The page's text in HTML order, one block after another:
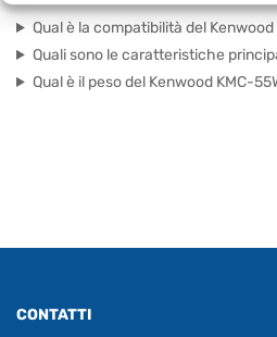
Qual è la compatibilità del Kenwood
Quali sono le caratteristiche
Qual è il peso del Kenwood KMC-
CONTATTI